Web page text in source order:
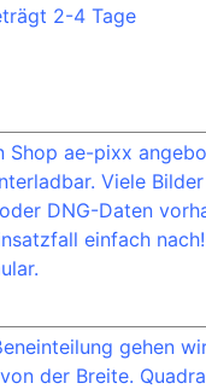
2-4 Tage
Shop ae-pixx
Viele
DNG-Daten
einfach
gehen
der Breite.